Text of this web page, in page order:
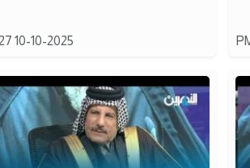
10-10-2025 09:27 PM